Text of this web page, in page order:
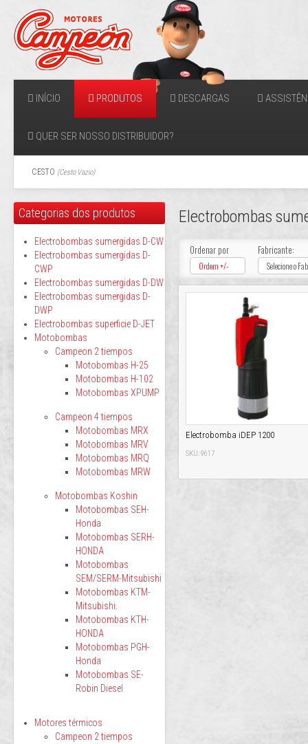
INÍCIO PRODUTOS DESCARGAS
QUER SER NOSSO DISTRIBUIDOR?
CESTO (Cesto Vazio)
Electrobombas
Ordenar por
Ordem +/-
Fabricante:
Selecione o
Electrobomba iDEP 1200
SKU: 9617
Categorias dos produtos
Electrobombas sumergidas D-CW
Electrobombas sumergidas D-
CWP
Electrobombas sumergidas D-DW
Electrobombas sumergidas D-
DWP
Electrobombas superficie D-JET
Motobombas
Campeon 2 tiempos
Motobombas H-25
Motobombas H-102
Motobombas XPUMP
Campeon 4 tiempos
Motobombas MRX
Motobombas MRV
Motobombas MRQ
Motobombas MRW
Motobombas Koshin
Motobombas SEH-
Honda
Motobombas SERH-
HONDA
Motobombas
SEM/SERM-Mitsubishi
Motobombas KTM-
Mitsubishi.
Motobombas KTH-
HONDA
Motobombas PGH-
Honda
Motobombas SE-
Robin Diesel
Motores térmicos
Campeon 2 tiempos